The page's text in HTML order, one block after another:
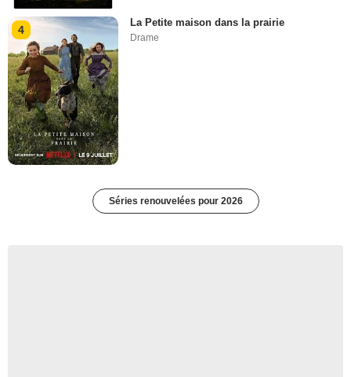
4
La Petite maison dans la prairie
Drame
Séries renouvelées pour 2026